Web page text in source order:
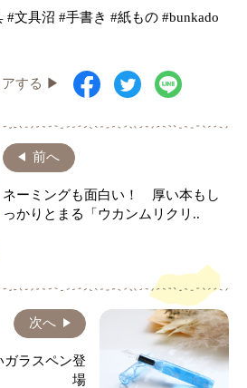
#文具沼 #手書き #紙もの #bunkado
アする ▶
前へ
ネーミングも面白い！ 厚い本もし
っかりとまる「ウカンムリクリ..
次へ
ガラスペン登
場